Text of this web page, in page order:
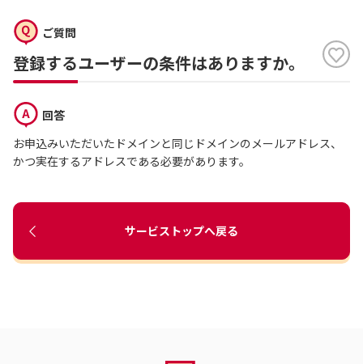
ご質問
登録するユーザーの条件はありますか。
回答
お申込みいただいたドメインと同じドメインのメールアドレス、
かつ実在するアドレスである必要があります。
サービストップへ戻る